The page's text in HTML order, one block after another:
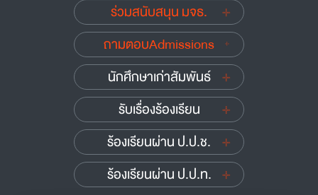
ร่วมสนับสนุน มจธ.
ถามตอบAdmissions
นักศึกษาเก่าสัมพันธ์
รับเรื่องร้องเรียน
ร้องเรียนผ่าน ป.ป.ช.
ร้องเรียนผ่าน ป.ป.ท.